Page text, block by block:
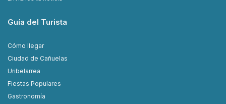
Guía del Turista
Cómo llegar
Ciudad de Cañuelas
Uribelarrea
Fiestas Populares
Gastronomía